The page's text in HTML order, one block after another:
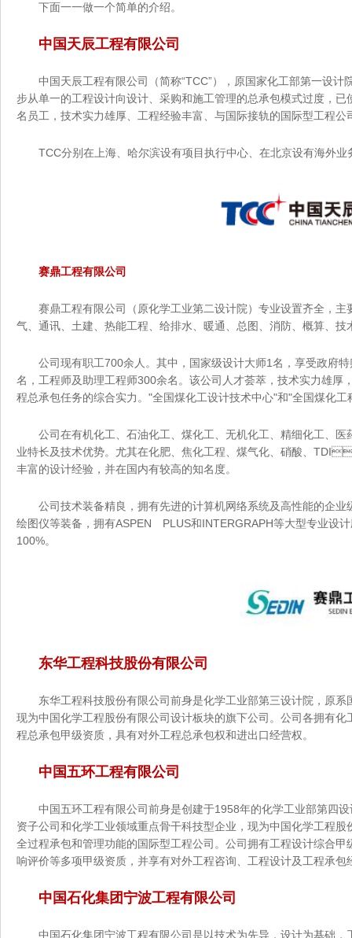
下面一一做一个简单的介绍。
中国天辰工程有限公司
中国天辰工程有限公司（简称“TCC”），原国家化工部第一设计院
步从单一的工程设计向设计、采购和施工管理的总承包模式过度
名员工，技术实力雄厚、工程经验丰富、与国际接轨的国际型工程公
TCC分别在上海、哈尔滨设有项目执行中心、在北京设有海外业务
赛鼎工程有限公司
赛鼎工程有限公司（原化学工业第二设计院）专业设置齐全，主要有化
气、通讯、土建、热能工程、给排水、暖通、总图、消防、
公司现有职工700余人。其中，国家级设计大师1名，享受政
名，工程师及助理工程师300余名。该公司人才荟萃，技术实力雄
程总承包任务的综合实力。"全国煤化工设计技术中心"和"全国煤化工
公司在有机化工、石油化工、煤化工、无机化工、精细化工、
业特长及技术优势。尤其在化肥、焦化工程、煤气化、硝酸、
丰富的设计经验，并在国内有较高的知名度。
公司技术装备精良，拥有先进的计算机网络系统及高性能的企业
绘图仪等装备，拥有ASPEN PLUS和INTERGRAPH等大型专业设计
100%。
东华工程科技股份有限公司
东华工程科技股份有限公司前身是化学工业部第三设计院，原
现为中国化学工程股份有限公司设计板块的旗下公司。公司各拥有化工
程总承包甲级资质，具有对外工程总承包权和进出口经营权。
中国五环工程有限公司
中国五环工程有限公司前身是创建于1958年的化学工业部第四设
资子公司和化学工业领域重点骨干科技型企业，现为中国化学工程
全过程承包和管理功能的国际型工程公司。公司拥有工程设计综合甲级资
响评价等多项甲级资质，并享有对外工程咨询、工程设计及工程承
中国石化集团宁波工程有限公司
中国石化集团宁波工程有限公司是以技术为先导，设计为基础，